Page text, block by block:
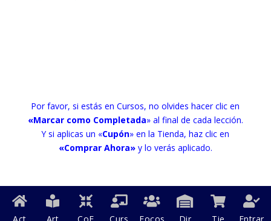
Por favor, si estás en Cursos, no olvides hacer clic en
«Marcar como Completada» al final de cada lección.
Y si aplicas un «Cupón» en la Tienda, haz clic en
«Comprar Ahora»y lo verás aplicado.